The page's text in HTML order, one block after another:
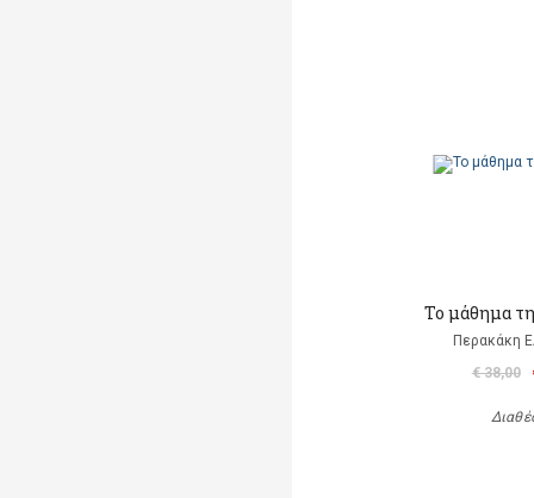
Το μάθημα
Περακάκη
€ 38,00